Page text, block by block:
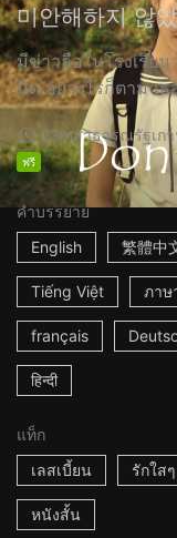
미안해하지 않
มีข่าวลือในโรงเรียน
นิด อย่างไรก็ตาม เ
23mสาธารณรัฐเก
ฟรี
คำบรรยาย
English
繁體中
Tiếng Việt ภาษ
français
हिन्दी
แท็ก
เลสเบี้ยน
รักใสๆ
หนังสั้น